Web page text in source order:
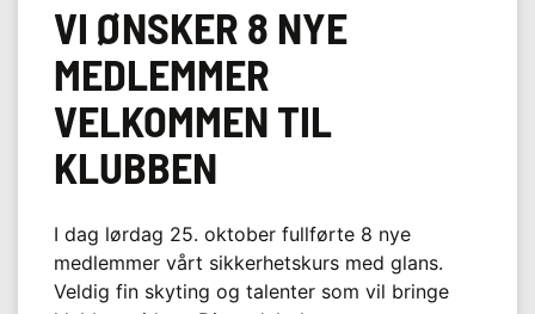
VI ØNSKER 8 NYE
MEDLEMMER
VELKOMMEN TIL
KLUBBEN
I dag lørdag 25. oktober fullførte 8 nye
medlemmer vårt sikkerhetskurs med glans.
Veldig fin skyting og talenter som vil bringe